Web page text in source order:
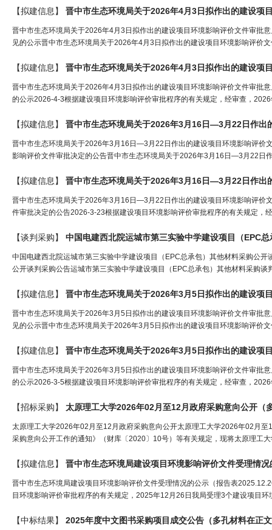
【拟建信息】 晋中市生态环境局关于2026年4月3日拟作出的建设项
晋中市生态环境局关于2026年4月3日拟作出的建设项目环境影响评价文件审批
见的公示晋中市生态环境局关于2026年4月3日拟作出的建设项目环境影响评价
【拟建信息】 晋中市生态环境局关于2026年4月3日拟作出的建设项
晋中市生态环境局关于2026年4月3日拟作出的建设项目环境影响评价文件审
的公示2026-4-3根据建设项目环境影响评价审批程序的有关规定，经审查，
【拟建信息】
晋中市生态环境局关于2026年3月16日—3月22日作出的建设项目环境影响评
影响评价文件审批决定的公告晋中市生态环境局关于2026年3月16日—3月22日
【拟建信息】 晋中市生态环境局关于2026年3月16日—3月22日作
晋中市生态环境局关于2026年3月16日—3月22日作出的建设项目环境影响评
件审批决定的公告2026-3-23根据建设项目环境影响评价审批程序的有关规定，
【谈判采购】 中国电建西北院运城市第三实验中学建设项目（EPC
中国电建西北院运城市第三实验中学建设项目（EPC总承包）其他材料采购公
公开谈判采购公告运城市第三实验中学建设项目（EPC总承包）其他材料采购
【拟建信息】 晋中市生态环境局关于2026年3月5日拟作出的建设项
晋中市生态环境局关于2026年3月5日拟作出的建设项目环境影响评价文件审批
见的公示晋中市生态环境局关于2026年3月5日拟作出的建设项目环境影响评价
【拟建信息】 晋中市生态环境局关于2026年3月5日拟作出的建设项
晋中市生态环境局关于2026年3月5日拟作出的建设项目环境影响评价文件审
的公示2026-3-5根据建设项目环境影响评价审批程序的有关规定，经审查，
【招标采购】 太原理工大学2026年02月至12月政府采购意向公开（
太原理工大学2026年02月至12月政府采购意向公开太原理工大学2026年02月
采购意向公开工作的通知》（财库〔2020〕10号）等有关规定，现将太原理工
【拟建信息】 晋中市生态环境局建设项目环境影响评价文件受理情
晋中市生态环境局建设项目环境影响评价文件受理情况的公示（报告表
目环境影响评价审批程序的有关规定，2025年12月26日我局受理3个建设项目
【中标结果】 2025年度中文图书采购项目成交公告（多孔材料在正